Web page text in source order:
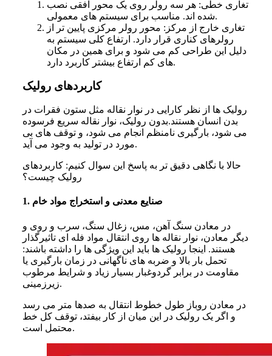
تغاری خطی: هر سه رولر روی یک محور افقی نصب
شده اند. مناسب برای سیستم های معمولی.
تغاری خارج از مرکز : محور رولر مرکزی پایین تر از
رولرهای کناری قرار دارد. ارتفاع کلی سیستم به
دلیل این طراحی کم می شود و برای همین در مکان
های کم ارتفاع بیشتر کاربرد دارد.
کاربردهای رولیک
رولیک ها از نظر کارایی در نوار نقاله مثل ستون فقرات در
بدن انسان هستند.بدون رولیک، نوار نقاله سریع فرسوده
می شود، بارگیری نامنظم انجام می شود، و توقف های بی
مورد در تولید به وجود می آید.
حالا با نگاهی دقیق تر به پاسخ این سوال کنیم: کاربردهای
رولیک چیست؟
1. صنایع معدنی و استخراج مواد خام
در معادن سنگ آهن، مس، زغال سنگ، سرب و روی و
دیگر معادن، نوار نقاله ها روی انتقال مواد فله ای تاثیرگذار
هستند. اینجا رولیک ها باید این ویژگی ها را داشته باشند:
تحمل بار بالا و ضربه های ناگهانی در زمان بارگیری یا
مقاومت در برابر گردوغبار بسیار زیاد و شرایط مرطوب
زیرزمینی.
در معادن روباز طول خطوط انتقال به صدها متر می رسد
و اگر یک رولیک در این میان از کار بیفتد، توقف کل خط
محتمل است.